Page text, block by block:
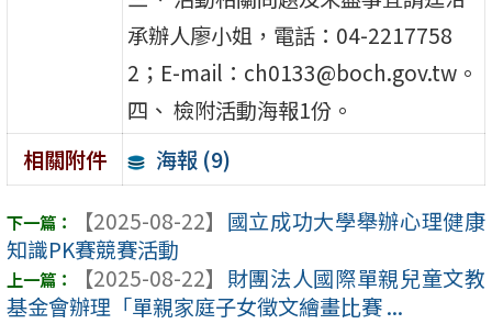
承辦人廖小姐，電話：04-2217758
2；E-mail：ch0133@boch.gov.tw。
四、 檢附活動海報1份。
相關附件
海報 (9)
【2025-08-22】 國立成功大學舉辦心理健康
知識PK賽競賽活動
【2025-08-22】 財團法人國際單親兒童文教
基金會辦理「單親家庭子女徵文繪畫比賽 ...